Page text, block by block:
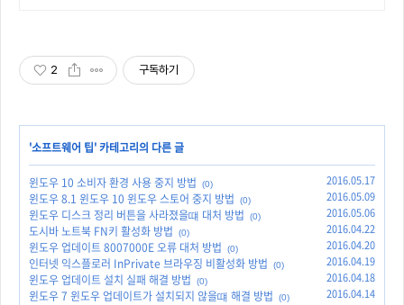
2 구독하기
'소프트웨어 팁' 카테고리의 다른 글
윈도우 10 소비자 환경 사용 중지 방법 (0) 2016.05.17
윈도우 8.1 윈도우 10 윈도우 스토어 중지 방법 (0) 2016.05.09
윈도우 디스크 정리 버튼을 사라졌을떄 대처 방법 (0) 2016.05.06
도시바 노트북 FN키 활성화 방법 (0) 2016.04.22
윈도우 업데이트 8007000E 오류 대처 방법 (0) 2016.04.20
인터넷 익스플로러 InPrivate 브라우징 비활성화 방법 (0) 2016.04.19
윈도우 업데이트 설치 실패 해결 방법 (0) 2016.04.18
윈도우 7 윈도우 업데이트가 설치되지 않을떄 해결 방법 (0) 2016.04.14